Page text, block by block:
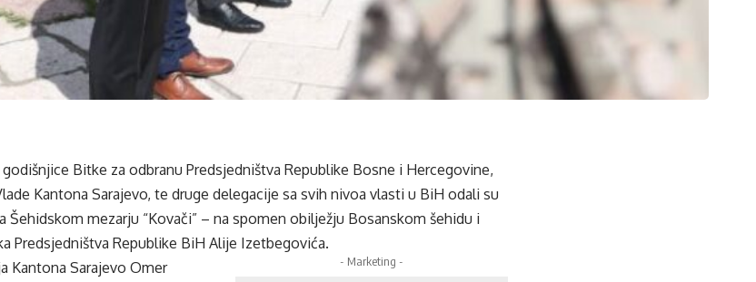
Bitke za odbranu Predsjedništva Republike Bosne i Hercegovine,
Kantona Sarajevo, te druge delegacije sa svih nivoa vlasti u BiH odali su
Šehidskom mezarju “Kovači” – na spomen obilježju Bosanskom šehidu i
Predsjedništva Republike BiH Alije Izetbegovića.
- Marketing -
Kantona Sarajevo Omer